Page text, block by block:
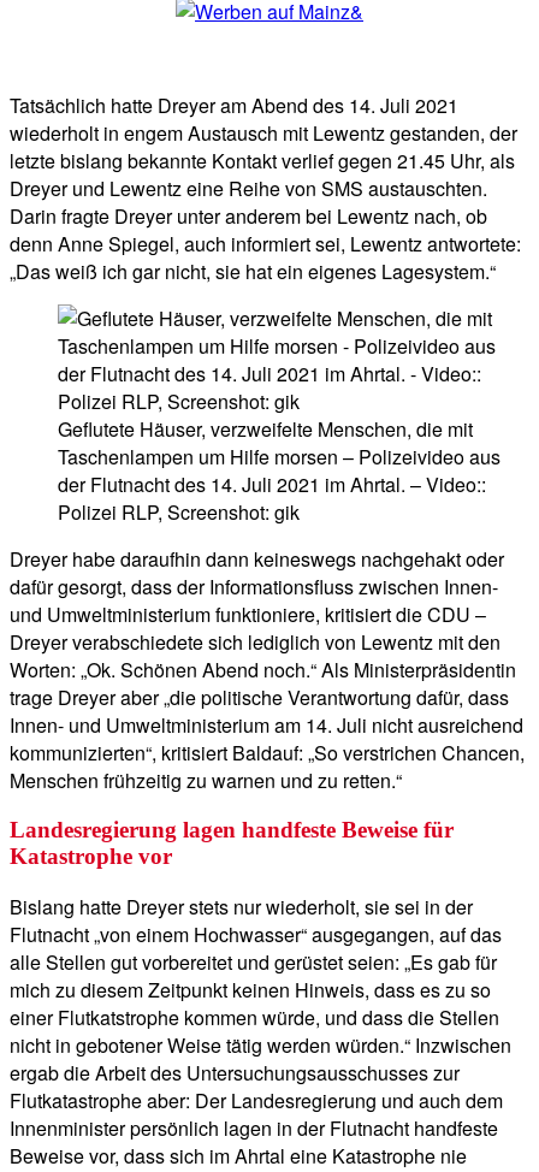
Tatsächlich hatte Dreyer am Abend des 14. Juli 2021
wiederholt in engem Austausch mit Lewentz gestanden, der
letzte bislang bekannte Kontakt verlief gegen 21.45 Uhr, als
Dreyer und Lewentz eine Reihe von SMS austauschten.
Darin fragte Dreyer unter anderem bei Lewentz nach, ob
denn Anne Spiegel, auch informiert sei, Lewentz antwortete:
„Das weiß ich gar nicht, sie hat ein eigenes Lagesystem.“
Geflutete Häuser, verzweifelte Menschen, die mit
Taschenlampen um Hilfe morsen – Polizeivideo aus
der Flutnacht des 14. Juli 2021 im Ahrtal. – Video::
Polizei RLP, Screenshot: gik
Dreyer habe daraufhin dann keineswegs nachgehakt oder
dafür gesorgt, dass der Informationsfluss zwischen Innen-
und Umweltministerium funktioniere, kritisiert die CDU –
Dreyer verabschiedete sich lediglich von Lewentz mit den
Worten: „Ok. Schönen Abend noch.“ Als Ministerpräsidentin
trage Dreyer aber „die politische Verantwortung dafür, dass
Innen- und Umweltministerium am 14. Juli nicht ausreichend
kommunizierten“, kritisiert Baldauf: „So verstrichen Chancen,
Menschen frühzeitig zu warnen und zu retten.“
Landesregierung lagen handfeste Beweise für
Katastrophe vor
Bislang hatte Dreyer stets nur wiederholt, sie sei in der
Flutnacht „von einem Hochwasser“ ausgegangen, auf das
alle Stellen gut vorbereitet und gerüstet seien: „Es gab für
mich zu diesem Zeitpunkt keinen Hinweis, dass es zu so
einer Flutkatstrophe kommen würde, und dass die Stellen
nicht in gebotener Weise tätig werden würden.“ Inzwischen
ergab die Arbeit des Untersuchungsausschusses zur
Flutkatastrophe aber: Der Landesregierung und auch dem
Innenminister persönlich lagen in der Flutnacht handfeste
Beweise vor, dass sich im Ahrtal eine Katastrophe nie